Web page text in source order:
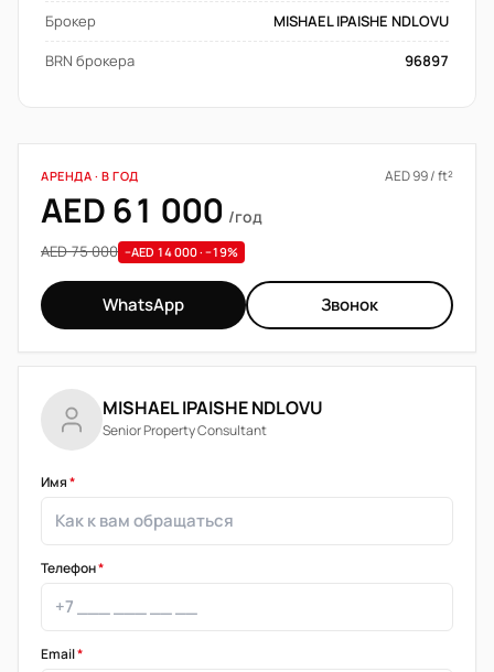
Брокер
MISHAEL IPAISHE NDLOVU
BRN брокера
96897
АРЕНДА · В ГОД AED 99 / ft²
AED 61 000 /год
AED 75 000 −AED 14 000 · −19%
WhatsApp Звонок
MISHAEL IPAISHE NDLOVU
Senior Property Consultant
Имя*
Телефон*
Email*